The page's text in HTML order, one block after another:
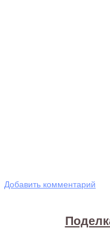
Добавить комментарий